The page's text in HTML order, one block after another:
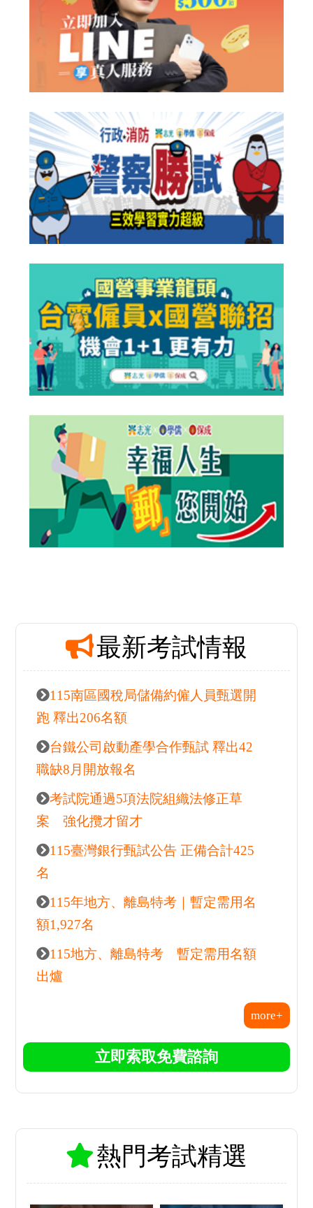
最新考試情報
115南區國稅局儲備約僱人員甄選開
跑 釋出206名額
台鐵公司啟動產學合作甄試 釋出42
職缺8月開放報名
考試院通過5項法院組織法修正草
案 強化攬才留才
115臺灣銀行甄試公告 正備合計425
名
115年地方、離島特考｜暫定需用名
額1,927名
115地方、離島特考 暫定需用名額
出爐
more+
立即索取免費諮詢
熱門考試精選